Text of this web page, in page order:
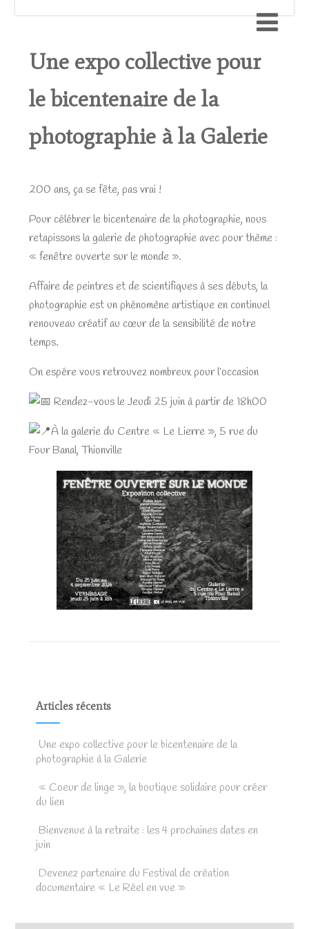
Une expo collective pour
le bicentenaire de la
photographie à la Galerie
200 ans, ça se fête, pas vrai !
Pour célébrer le bicentenaire de la photographie, nous
retapissons la galerie de photographie avec pour thème :
« fenêtre ouverte sur le monde ».
Affaire de peintres et de scientifiques à ses débuts, la
photographie est un phénomène artistique en continuel
renouveau créatif au cœur de la sensibilité de notre
temps.
On espére vous retrouvez nombreux pour l’occasion
Rendez-vous le Jeudi 25 juin à partir de 18h00
À la galerie du Centre « Le Lierre », 5 rue du
Four Banal, Thionville
Articles récents
Une expo collective pour le bicentenaire de la
photographie à la Galerie
« Coeur de linge », la boutique solidaire pour créer
du lien
Bienvenue à la retraite : les 4 prochaines dates en
juin
Devenez partenaire du Festival de création
documentaire « Le Réel en vue »